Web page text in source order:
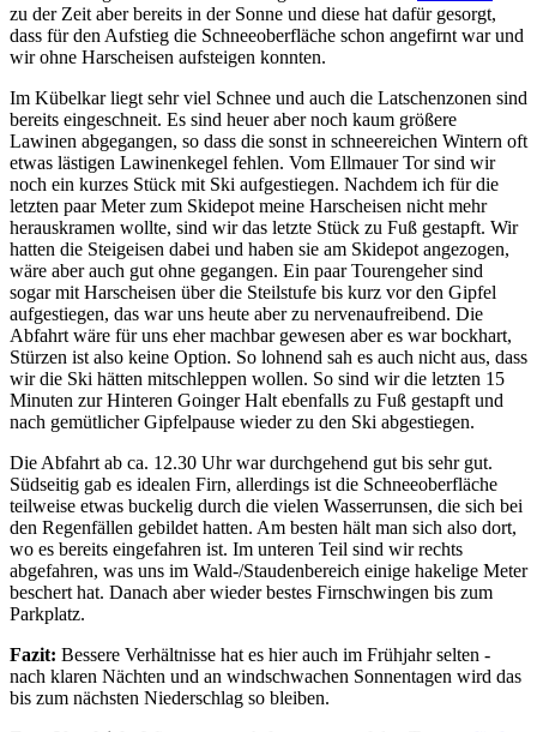
zu der Zeit aber bereits in der Sonne und diese hat dafür gesorgt,
dass für den Aufstieg die Schneeoberfläche schon angefirnt war und
wir ohne Harscheisen aufsteigen konnten.
Im Kübelkar liegt sehr viel Schnee und auch die Latschenzonen sind
bereits eingeschneit. Es sind heuer aber noch kaum größere
Lawinen abgegangen, so dass die sonst in schneereichen Wintern oft
etwas lästigen Lawinenkegel fehlen. Vom Ellmauer Tor sind wir
noch ein kurzes Stück mit Ski aufgestiegen. Nachdem ich für die
letzten paar Meter zum Skidepot meine Harscheisen nicht mehr
herauskramen wollte, sind wir das letzte Stück zu Fuß gestapft. Wir
hatten die Steigeisen dabei und haben sie am Skidepot angezogen,
wäre aber auch gut ohne gegangen. Ein paar Tourengeher sind
sogar mit Harscheisen über die Steilstufe bis kurz vor den Gipfel
aufgestiegen, das war uns heute aber zu nervenaufreibend. Die
Abfahrt wäre für uns eher machbar gewesen aber es war bockhart,
Stürzen ist also keine Option. So lohnend sah es auch nicht aus, dass
wir die Ski hätten mitschleppen wollen. So sind wir die letzten 15
Minuten zur Hinteren Goinger Halt ebenfalls zu Fuß gestapft und
nach gemütlicher Gipfelpause wieder zu den Ski abgestiegen.
Die Abfahrt ab ca. 12.30 Uhr war durchgehend gut bis sehr gut.
Südseitig gab es idealen Firn, allerdings ist die Schneeoberfläche
teilweise etwas buckelig durch die vielen Wasserrunsen, die sich bei
den Regenfällen gebildet hatten. Am besten hält man sich also dort,
wo es bereits eingefahren ist. Im unteren Teil sind wir rechts
abgefahren, was uns im Wald-/Staudenbereich einige hakelige Meter
beschert hat. Danach aber wieder bestes Firnschwingen bis zum
Parkplatz.
Fazit: Bessere Verhältnisse hat es hier auch im Frühjahr selten -
nach klaren Nächten und an windschwachen Sonnentagen wird das
bis zum nächsten Niederschlag so bleiben.